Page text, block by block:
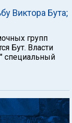
Виктора Бута;
групп
Бут. Власти
специальный